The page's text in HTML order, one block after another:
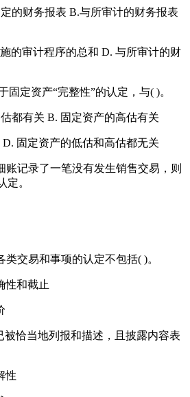
的财务报表 B.与所审计的财务报表
的审计程序的总和 D. 与所审计的财
固定资产“完整性”的认定，与( )。
都有关 B. 固定资产的高估有关
固定资产的低估和高估都无关
账记录了一笔没有发生销售交易，则
定。
交易和事项的认定不包括( )。
性和截止
被恰当地列报和描述，且披露内容表
性